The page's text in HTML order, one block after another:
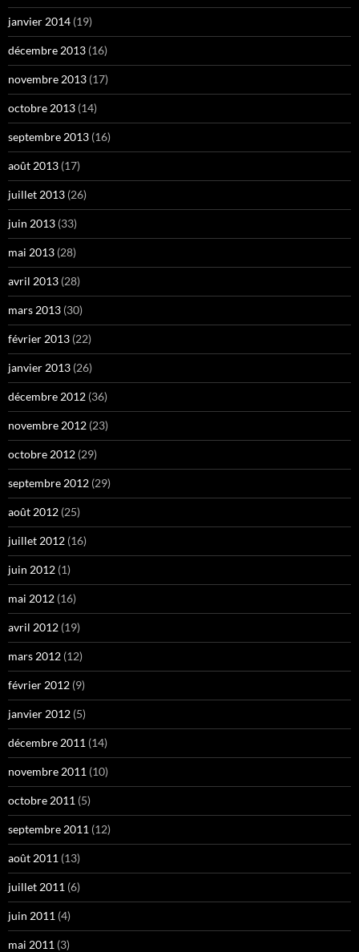
janvier 2014 (19)
décembre 2013 (16)
novembre 2013 (17)
octobre 2013 (14)
septembre 2013 (16)
août 2013 (17)
juillet 2013 (26)
juin 2013 (33)
mai 2013 (28)
avril 2013 (28)
mars 2013 (30)
février 2013 (22)
janvier 2013 (26)
décembre 2012 (36)
novembre 2012 (23)
octobre 2012 (29)
septembre 2012 (29)
août 2012 (25)
juillet 2012 (16)
juin 2012 (1)
mai 2012 (16)
avril 2012 (19)
mars 2012 (12)
février 2012 (9)
janvier 2012 (5)
décembre 2011 (14)
novembre 2011 (10)
octobre 2011 (5)
septembre 2011 (12)
août 2011 (13)
juillet 2011 (6)
juin 2011 (4)
mai 2011 (3)